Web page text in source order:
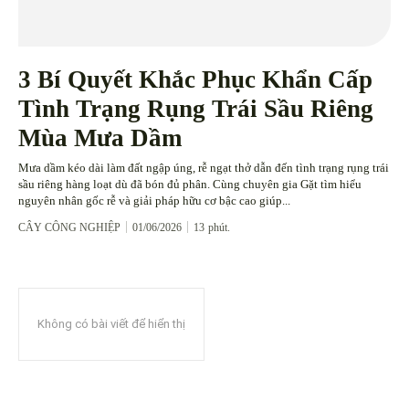
3 Bí Quyết Khắc Phục Khẩn Cấp
Tình Trạng Rụng Trái Sầu Riêng
Mùa Mưa Dầm
Mưa dầm kéo dài làm đất ngập úng, rễ ngạt thở dẫn đến tình trạng rụng trái
sầu riêng hàng loạt dù đã bón đủ phân. Cùng chuyên gia Gặt tìm hiểu
nguyên nhân gốc rễ và giải pháp hữu cơ bậc cao giúp...
CÂY CÔNG NGHIỆP 01/06/2026 13 phút.
Không có bài viết để hiển thị